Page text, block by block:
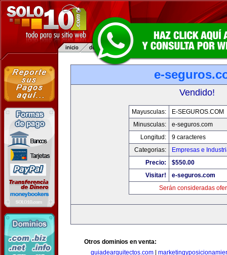
e-
Vendido!
Mayusculas:
E-SEGUROS.COM
Minusculas:
e-seguros.com
Longitud:
9 caracteres
Categorias:
Empresas e
Precio:
$550.00
Visitar!
e-seguros.com
Serán consideradas
Otros dominios en venta:
guiadearquitectos.com